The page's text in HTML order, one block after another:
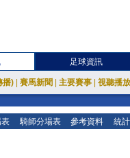
足球資訊
播) 賽馬新聞 主要賽事 視聽播
騎師分場表 參考資料 統